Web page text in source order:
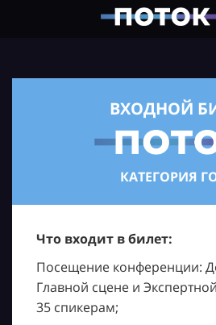
ВХОДНОЙ
КАТЕГОРИЯ
Что входит в билет:
Посещение конференции:
Главной сцене и
35 спикерам;